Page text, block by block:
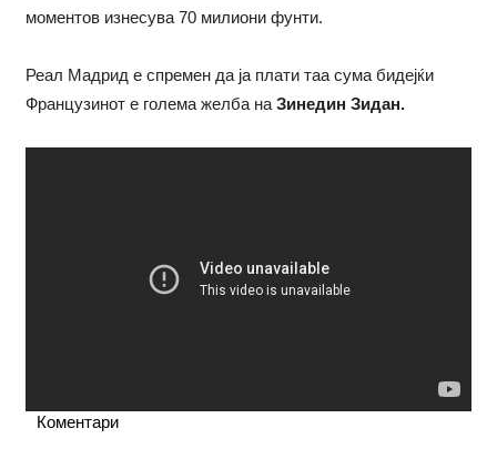
моментов изнесува 70 милиони фунти.
Реал Мадрид е спремен да ја плати таа сума бидејќи
Французинот е голема желба на Зинедин Зидан.
Коментари